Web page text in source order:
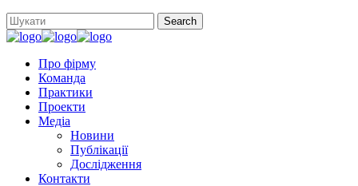
Про фірму
Команда
Практики
Проекти
Медіа
Новини
Публікації
Дослідження
Контакти